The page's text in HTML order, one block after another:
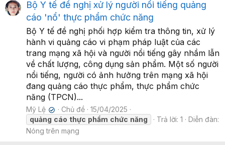
Bộ Y tế đề nghị xử lý người nổi tiếng quảng
cáo 'nổ' thực phẩm chức năng
Bộ Y tế đề nghị phối hợp kiểm tra thông tin, xử lý
hành vi quảng cáo vi phạm pháp luật của các
trang mạng xã hội và người nổi tiếng gây nhầm lẫn
về chất lượng, công dụng sản phẩm. Một số người
nổi tiếng, người có ảnh hưởng trên mạng xã hội
đang quảng cáo thực phẩm, thực phẩm chức
năng (TPCN)...
Mỹ Lệ ✔ Chủ đề
15/04/2025
quảng cáo thực phẩm chức năng Trả lời: 1
Diễn đàn:
Nóng trên mạng